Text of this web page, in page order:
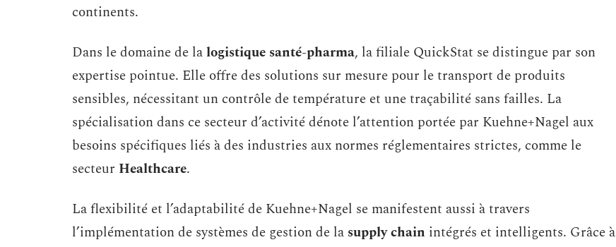
continents.
Dans le domaine de lalogistique santé-pharma, la filiale QuickStat se distingue par son
expertise pointue. Elle offre des solutions sur mesure pour le transport de produits
sensibles, nécessitant un contrôle de température et une traçabilité sans failles. La
spécialisation dans ce secteur d’activité dénote l’attention portée par Kuehne+Nagel aux
besoins spécifiques liés à des industries aux normes réglementaires strictes, comme le
secteur Healthcare.
La flexibilité et l’adaptabilité de Kuehne+Nagel se manifestent aussi à travers
l’implémentation de systèmes de gestion de la supply chain intégrés et intelligents. Grâce à